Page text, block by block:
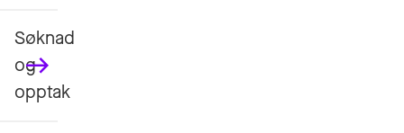
Søknad
og
opptak